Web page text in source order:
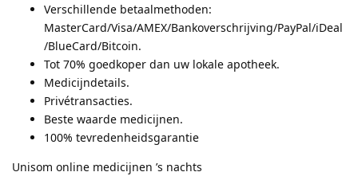
Verschillende betaalmethoden:
MasterCard/Visa/AMEX/Bankoverschrijving/PayPal/iDeal
/BlueCard/Bitcoin.
Tot 70% goedkoper dan uw lokale apotheek.
Medicijndetails.
Privétransacties.
Beste waarde medicijnen.
100% tevredenheidsgarantie
Unisom online medicijnen ’s nachts